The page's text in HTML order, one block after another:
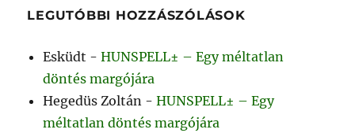
LEGUTÓBBI HOZZÁSZÓLÁSOK
Esküdt -HUNSPELL± – Egy méltatlan
döntés margójára
Hegedüs Zoltán -HUNSPELL± – Egy
méltatlan döntés margójára